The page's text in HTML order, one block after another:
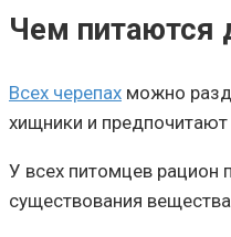
Чем питаются
Всех черепах можно
хищники и
У всех питомцев рацион
существования